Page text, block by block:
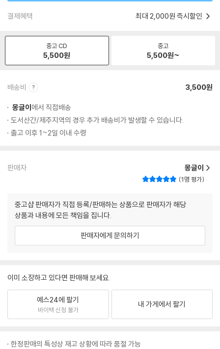
결제혜택 최대 2,000원 즉시할인
중고 CD
5,500원
중고
5,500원~
배송비 3,500원
몽글이에서 직접배송
도서산간/제주지역의 경우 추가 배송비가 발생할 수 있습니다.
출고 이후 1~2일 이내 수령
판매자 몽글이
1명 평가
중고샵 판매자가 직접 등록/판매하는 상품으로 판매자가 해당
상품과 내용에 모든 책임을 집니다.
판매자에게 문의하기
이미 소장하고 있다면 판매해 보세요.
예스24에 팔기
바이백 신청 불가
내 가게에서 팔기
한정판매의 특성상 재고 상황에 따라 품절 가능